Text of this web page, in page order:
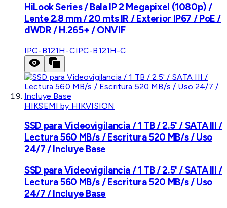
HiLook Series / Bala IP 2 Megapixel (1080p) /
Lente 2.8 mm / 20 mts IR / Exterior IP67 / PoE /
dWDR / H.265+ / ONVIF
IPC-B121H-CIPC-B121H-C
HIKSEMI by HIKVISION
SSD para Videovigilancia / 1 TB / 2.5' / SATA III /
Lectura 560 MB/s / Escritura 520 MB/s / Uso
24/7 / Incluye Base
SSD para Videovigilancia / 1 TB / 2.5' / SATA III /
Lectura 560 MB/s / Escritura 520 MB/s / Uso
24/7 / Incluye Base